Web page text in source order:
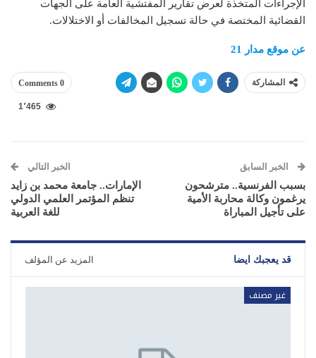
الإجراءات المتخذة لعرض تقارير المفتشية العامة على الجهات
القضائية المختصة في حالة تسجيل المخالفات أو الاختلالات.
عن موقع مدار 21
المشاركة 0 Comments
1٬465
الخبر السابق
بسبب الفرنسية.. مترشحون
يرغمون وكالة محاربة الأمية
على تأجيل المباراة
الخبر التالي
الإمارات.. جامعة محمد بن زايد
تنظم المؤتمر العلمي الدولي
للغة العربية
قد يعجبك ايضا المزيد عن المؤلف
غير مصنف